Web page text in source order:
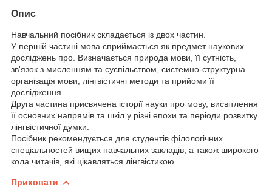
Опис
Навчальний посібник складається із двох частин.
У першій частині мова сприймається як предмет наукових
досліджень про. Визначається природа мови, її сутність,
зв'язок з мисленням та суспільством, системно-структурна
організація мови, лінгвістичні методи та прийоми її
дослідження.
Друга частина присвячена історії науки про мову, висвітлення
її основних напрямів та шкіл у різні епохи та періоди розвитку
лінгвістичної думки.
Посібник рекомендується для студентів філологічних
спеціальностей вищих навчальних закладів, а також широкого
кола читачів, які цікавляться лінгвістикою.
Приховати